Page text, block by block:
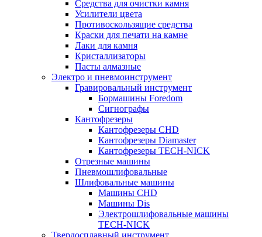
Средства для очистки камня
Усилители цвета
Противоскользящие средства
Краски для печати на камне
Лаки для камня
Кристаллизаторы
Пасты алмазные
Электро и пневмоинструмент
Гравировальный инструмент
Бормашины Foredom
Сигнографы
Кантофрезеры
Кантофрезеры CHD
Кантофрезеры Diamaster
Кантофрезеры TECH-NICK
Отрезные машины
Пневмошлифовальные
Шлифовальные машины
Машины CHD
Машины Dis
Электрошлифовальные машины
TECH-NICK
Твердосплавный инструмент